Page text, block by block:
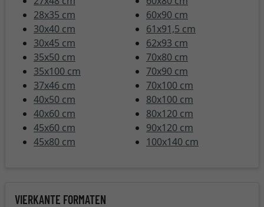
28x35 cm
30x40 cm
30x45 cm
35x50 cm
35x100 cm
37x46 cm
40x50 cm
40x60 cm
45x60 cm
45x80 cm
60x90 cm
61x91,5 cm
62x93 cm
70x80 cm
70x90 cm
70x100 cm
80x100 cm
80x120 cm
90x120 cm
100x140 cm
VIERKANTE FORMATEN